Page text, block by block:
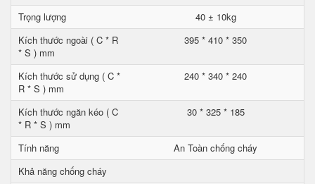
Trọng lượng
40 ± 10kg
Kích thước ngoài ( C * R
* S ) mm
395 * 410 * 350
Kích thước sử dụng ( C *
R * S ) mm
240 * 340 * 240
Kích thước ngăn kéo ( C
* R * S ) mm
30 * 325 * 185
Tính năng
An Toàn chống cháy
Khả năng chống cháy